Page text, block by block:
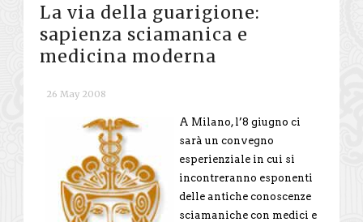
La via della guarigione:
sapienza sciamanica e
medicina moderna
26 May 2008
A Milano, l’8 giugno ci
sarà un convegno
esperienziale in cui si
incontreranno esponenti
delle antiche conoscenze
sciamaniche con medici e